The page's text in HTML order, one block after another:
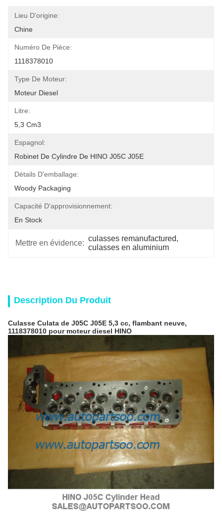
Lieu D'origine:
Chine
Numéro De Pièce:
1118378010
Type De Moteur:
Moteur Diesel
Litre:
5,3 Cm3
Espagnol:
Robinet De Cylindre De HINO J05C J05E
Détails D'emballage:
Woody Packaging
Capacité D'approvisionnement:
En Stock
Mettre en évidence:
culasses remanufactured,
culasses en aluminium
Description Du Produit
Culasse Culata de J05C J05E 5,3 cc, flambant neuve,
1118378010 pour moteur diesel HINO